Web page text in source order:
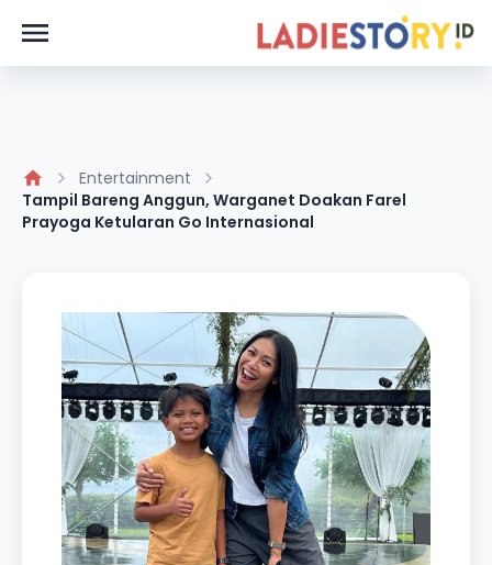
Entertainment
Tampil Bareng Anggun, Warganet Doakan Farel
Prayoga Ketularan Go Internasional